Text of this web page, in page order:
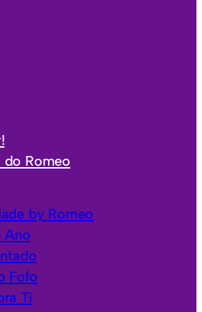
Romeo
by Romeo
Ano
Fofo
Ti